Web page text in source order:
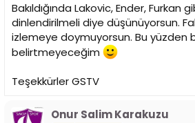
Bakıldığında Lakovic, Ender, Furkan
dinlendirilmeli diye düşünüyorsun.
izlemeye doymuyorsun. Bu yüzden
belirtmeyeceğim
Teşekkürler GSTV
Onur Salim Karakuzu